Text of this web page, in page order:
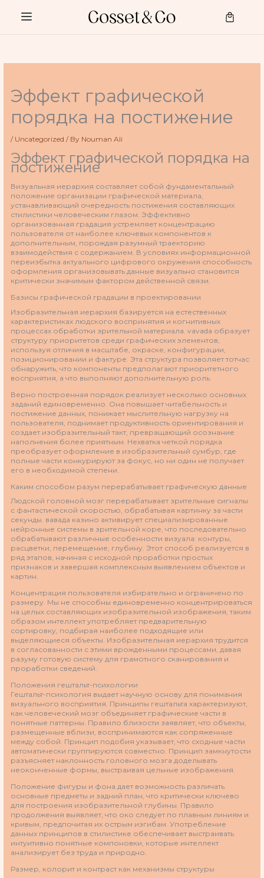
content
Cart
Эффект графической
порядка на постижение
/ Uncategorized / By Nouman Ali
Эффект графической порядка на
постижение
Визуальная иерархия составляет собой фундаментальный
положение организации графической материала,
устанавливающий очередность постижения составляющих
стилистики человеческим глазом. Эффективно
организованная градация устремляет концентрацию
пользователя от наиболее ключевых компонентов к
дополнительным, порождая разумный траекторию
взаимодействия с содержанием. В условиях информационной
переизбытка актуального цифрового окружения способность
оформления организовывать данные визуально становится
критически значимым фактором действенной связи.
Базисы графической градации в проектировании
Изобразительная иерархия базируется на естественных
характеристиках людского воспринятия и когнитивных
процессах обработки зрительной материала. vavada образует
структуру приоритетов среди графических элементов,
используя отличия в масштабе, окраске, конфигурации,
позиционировании и фактуре. Эта структура позволяет тотчас
обнаружить, что компоненты предполагают приоритетного
восприятия, а что выполняют дополнительную роль.
Верно построенная порядок реализует несколько основных
заданий единовременно. Она повышает читабельность и
постижение данных, понижает мыслительную нагрузку на
пользователя, поднимает продуктивность ориентирования и
создает изобразительный такт, превращающий осознание
наполнения более приятным. Нехватка четкой порядка
преобразует оформление в изобразительный сумбур, где
полные части конкурируют за фокус, но ни один не получает
его в необходимой степени.
Каким способом разум перерабатывает графическую данные
Людской головной мозг перерабатывает зрительные сигналы
с фантастической скоростью, обрабатывая картинку за части
секунды. вавада казино активирует специализированные
нейронные системы в зрительной коре, что последовательно
обрабатывают различные особенности визуала: контуры,
расцветки, перемещение, глубину. Этот способ реализуется в
ряд этапов, начиная с исходной проработки простых
признаков и завершая комплексным выявлением объектов и
картин.
Концентрация пользователя избирательно и ограничено по
размеру. Мы не способны единовременно концентрироваться
на целых составляющих изобразительной изображения, таким
образом интеллект употребляет предварительную
сортировку, подбирая наиболее подходящие или
выделяющиеся объекты. Изобразительная иерархия трудится
в согласованности с этими врожденными процессами, давая
разуму готовую систему для грамотного сканирования и
проработки сведений.
Положения гештальт-психологии
Гештальт-психология выдает научную основу для понимания
визуального восприятия. Принципы гештальта характеризуют,
как человеческий мозг объединяет графические части в
понятные паттерны. Правило близости заявляет, что объекты,
размещенные вблизи, воспринимаются как сопряженные
между собой. Принцип подобия указывает, что сходные части
автоматически группируются совместно. Принцип замкнутости
разъясняет наклонность головного мозга доделывать
неоконченные формы, выстраивая цельные изображения.
Положение фигуры и фона дает возможность различать
основные предметы и задний план, что критически ключево
для построения изобразительной глубины. Правило
продолжения выявляет, что око следует по плавным линиям и
кривым, предпочитая их острым изгибам. Употребление
данных принципов в стилистике обеспечивает выстраивать
интуитивно понятные компоновки, которые интеллект
анализирует без труда и природно.
Размер, колорит и контраст как механизмы структуры